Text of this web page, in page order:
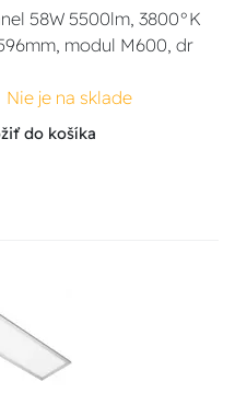
58W 5500lm, 3800°K
modul M600, dr
Nie je na sklade
do košíka